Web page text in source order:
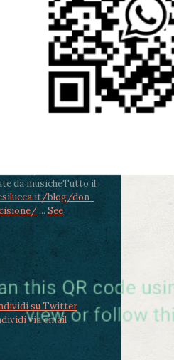
11:30 - Lucca, Scuola
Viale Castruccio
murales in
dal Liceo
ore 18 - Fiano
- Messa in
da mons.
di Lucca
ore 20.30 -
al Cippo di don
Memoria in alcuni
Ritrovo alle ore
con conclusione al
Elisa). Durante le
da musicheTutto il
blog/don-
... See
su Twitter
via email